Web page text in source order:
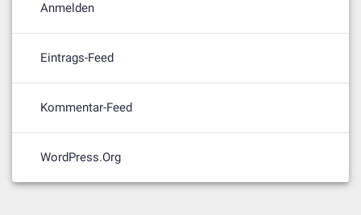
Anmelden
Eintrags-Feed
Kommentar-Feed
WordPress.org